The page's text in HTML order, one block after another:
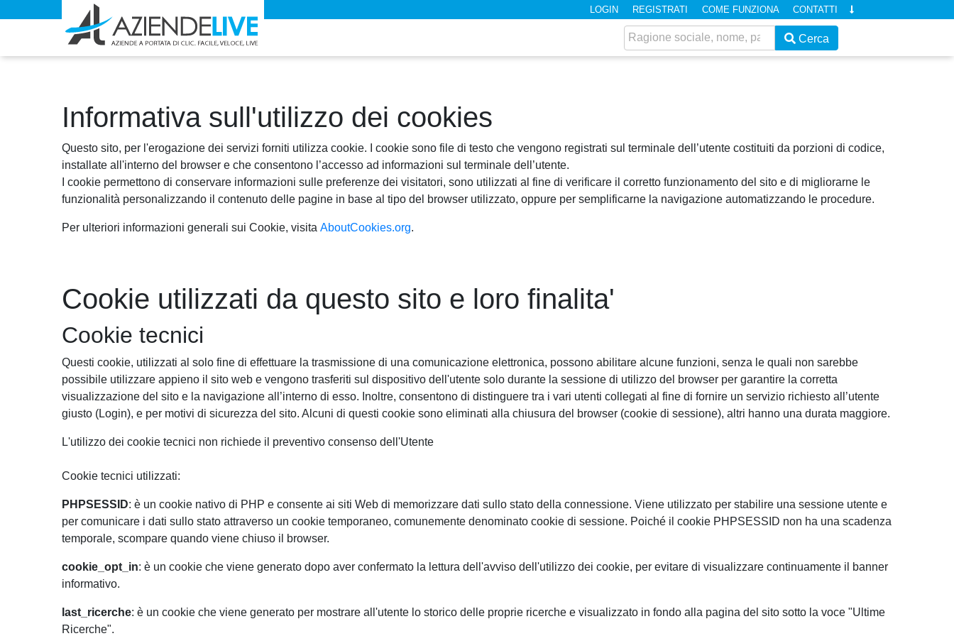
LOGIN REGISTRATI COME FUNZIONA CONTATTI
Cerca
Informativa sull'utilizzo dei cookies
Questo sito, per l'erogazione dei servizi forniti utilizza cookie. I cookie sono file di testo che vengono registrati sul terminale dell’utente costituiti da porzioni di codice,
installate all'interno del browser e che consentono l’accesso ad informazioni sul terminale dell’utente.
I cookie permettono di conservare informazioni sulle preferenze dei visitatori, sono utilizzati al fine di verificare il corretto funzionamento del sito e di migliorarne le
funzionalità personalizzando il contenuto delle pagine in base al tipo del browser utilizzato, oppure per semplificarne la navigazione automatizzando le procedure.
Per ulteriori informazioni generali sui Cookie, visita AboutCookies.org.
Cookie utilizzati da questo sito e loro finalita'
Cookie tecnici
Questi cookie, utilizzati al solo fine di effettuare la trasmissione di una comunicazione elettronica, possono abilitare alcune funzioni, senza le quali non sarebbe
possibile utilizzare appieno il sito web e vengono trasferiti sul dispositivo dell'utente solo durante la sessione di utilizzo del browser per garantire la corretta
visualizzazione del sito e la navigazione all’interno di esso. Inoltre, consentono di distinguere tra i vari utenti collegati al fine di fornire un servizio richiesto all’utente
giusto (Login), e per motivi di sicurezza del sito. Alcuni di questi cookie sono eliminati alla chiusura del browser (cookie di sessione), altri hanno una durata maggiore.
L'utilizzo dei cookie tecnici non richiede il preventivo consenso dell'Utente
Cookie tecnici utilizzati:
PHPSESSID: è un cookie nativo di PHP e consente ai siti Web di memorizzare dati sullo stato della connessione. Viene utilizzato per stabilire una sessione utente e
per comunicare i dati sullo stato attraverso un cookie temporaneo, comunemente denominato cookie di sessione. Poiché il cookie PHPSESSID non ha una scadenza
temporale, scompare quando viene chiuso il browser.
cookie_opt_in: è un cookie che viene generato dopo aver confermato la lettura dell'avviso dell'utilizzo dei cookie, per evitare di visualizzare continuamente il banner
informativo.
last_ricerche: è un cookie che viene generato per mostrare all'utente lo storico delle proprie ricerche e visualizzato in fondo alla pagina del sito sotto la voce "Ultime
Ricerche".